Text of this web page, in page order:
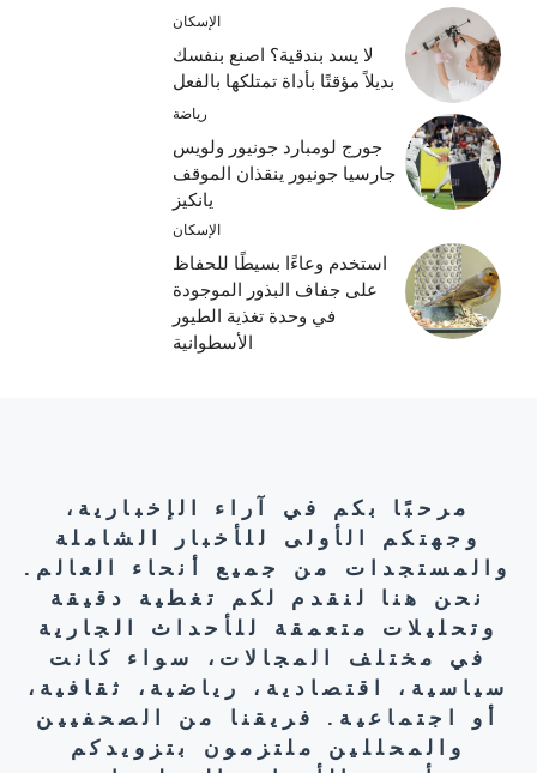
الإسكان
لا يسد بندقية؟ اصنع بنفسك
بديلاً مؤقتًا بأداة تمتلكها بالفعل
رياضة
جورج لومبارد جونيور ولويس
جارسيا جونيور ينقذان الموقف
يانكيز
الإسكان
استخدم وعاءًا بسيطًا للحفاظ
على جفاف البذور الموجودة
في وحدة تغذية الطيور
الأسطوانية
مرحبًا بكم في آراء الإخبارية،
وجهتكم الأولى للأخبار الشاملة
والمستجدات من جميع أنحاء العالم.
نحن هنا لنقدم لكم تغطية دقيقة
وتحليلات متعمقة للأحداث الجارية
في مختلف المجالات، سواء كانت
سياسية، اقتصادية، رياضية، ثقافية،
أو اجتماعية. فريقنا من الصحفيين
والمحللين ملتزمون بتزويدكم